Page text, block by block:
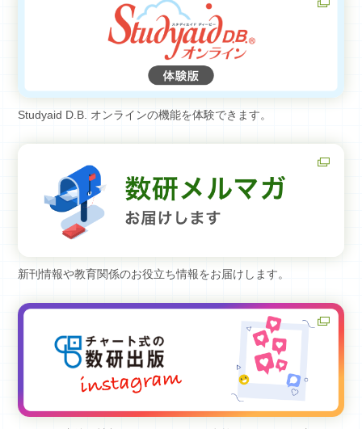
Studyaid D.B. オンラインの機能を体験できます。
新刊情報や教育関係のお役立ち情報をお届けします。